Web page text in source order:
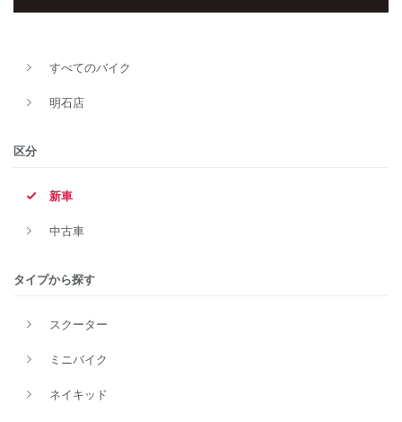
すべてのバイク
明石店
区分
新車
中古車
タイプから探す
スクーター
ミニバイク
ネイキッド
新車
タイプ
価格